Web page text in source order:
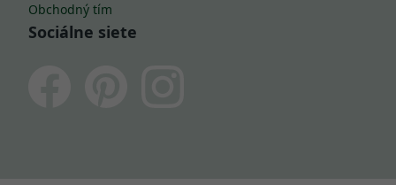
Obchodný tím
Sociálne siete